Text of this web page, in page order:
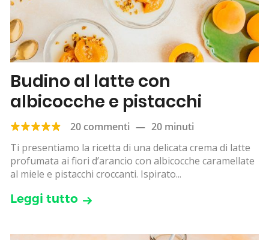
Budino al latte con
albicocche e pistacchi
20 commenti — 20 minuti
Ti presentiamo la ricetta di una delicata crema di latte
profumata ai fiori d’arancio con albicocche caramellate
al miele e pistacchi croccanti. Ispirato...
Leggi tutto